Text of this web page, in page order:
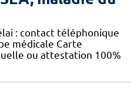
: contact téléphonique
médicale Carte
ou attestation 100%